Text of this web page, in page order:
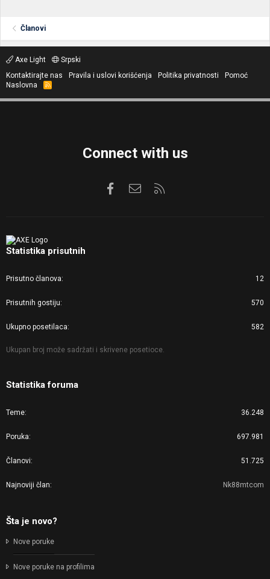
Članovi
Axe Light
Srpski
Kontaktirajte nas
Pravila i uslovi korišćenja Politika privatnosti
Pomoć
Naslovna
R
S
Connect with us
FacebookKontaktirajte nas
Statistika prisutnih
Prisutno članova 12
Prisutnih gostiju 570
Ukupno posetilaca 582
Ukupan broj može sadržati i skrivene posetioce.
Statistika foruma
Teme 36.248
Poruka 697.981
Članovi 51.725
Najnoviji član Nk88mtcom
Šta je novo?
Nove poruke
Nove poruke na profilima